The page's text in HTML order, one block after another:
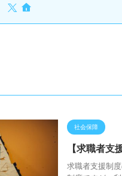
社会保障
【求職者
求職者支援制